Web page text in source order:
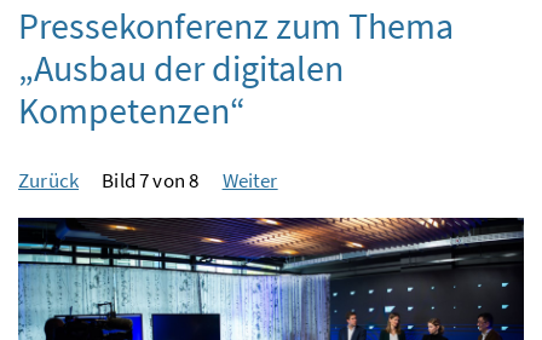
Pressekonferenz zum Thema
„Ausbau der digitalen
Kompetenzen“
Zurück Bild 7 von 8 Weiter